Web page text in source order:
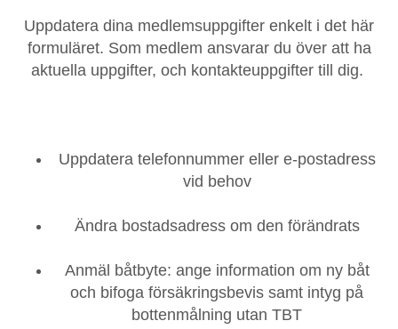
Uppdatera dina medlemsuppgifter enkelt i det här
formuläret. Som medlem ansvarar du över att ha
aktuella uppgifter, och kontakteuppgifter till dig.
Uppdatera telefonnummer eller e‑postadress
vid behov
Ändra bostadsadress om den förändrats
Anmäl båtbyte: ange information om ny båt
och bifoga försäkringsbevis samt intyg på
bottenmålning utan TBT